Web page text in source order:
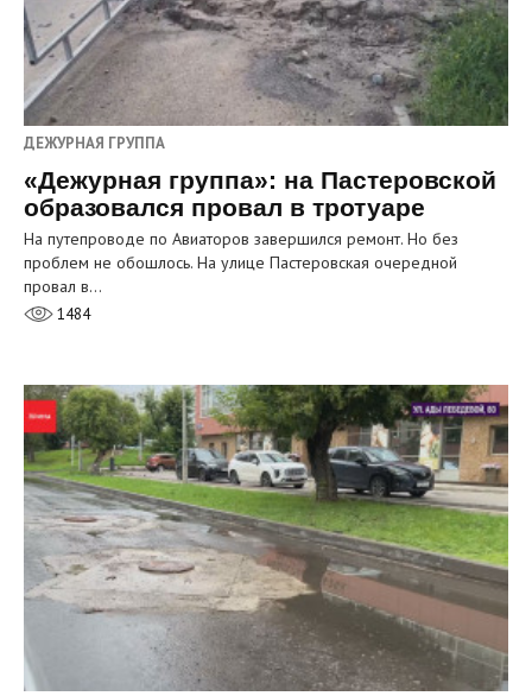
ДЕЖУРНАЯ ГРУППА
«Дежурная группа»: на Пастеровской
образовался провал в тротуаре
На путепроводе по Авиаторов завершился ремонт. Но без
проблем не обошлось. На улице Пастеровская очередной
провал в…
1484